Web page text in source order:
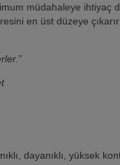
müdahaleye ihtiyaç
en üst düzeye
dayanıklı, yüksek